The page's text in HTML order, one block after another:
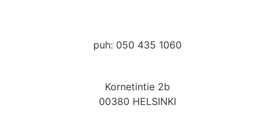
puh: 050 435 1060
Kornetintie 2b
00380 HELSINKI